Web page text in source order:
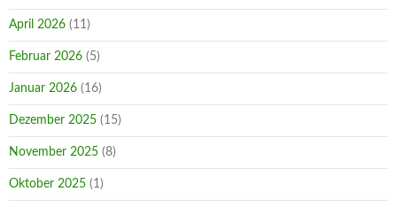
April 2026 (11)
Februar 2026 (5)
Januar 2026 (16)
Dezember 2025 (15)
November 2025 (8)
Oktober 2025 (1)